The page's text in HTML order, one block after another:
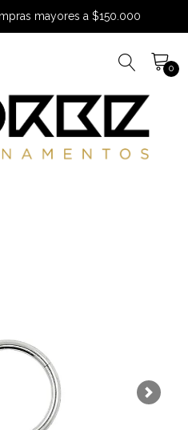
mayores a $150.000
0
Next